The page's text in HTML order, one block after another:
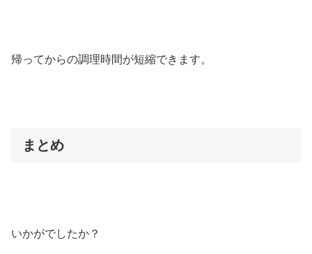
帰ってからの調理時間が短縮できます。
まとめ
いかがでしたか？